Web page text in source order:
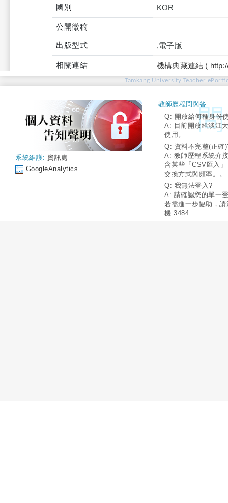
國別 KOR
公開徵稿
出版型式 ,電子版
相關連結 機構典藏連結 (
Tamkang University Teacher
系統維護: 資訊處
GoogleAnalytics
教師歷程問與答:
Q: 開放給何種身份
A: 目前開放給淡江
使用。
Q: 資料不完整(正確
A: 教師歷程系統介
含某些「CSV匯入
交換方式與頻率。。
Q: 我無法登入?
A: 請確認您的單一
若需進一步協助，
機:3484